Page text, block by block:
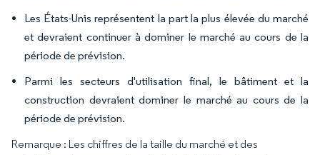
Les États-Unis représentent la part la plus élevée du marché
et devraient continuer à dominer le marché au cours de la
période de prévision.
Parmi les secteurs d'utilisation final, le bâtiment et la
construction devraient dominer le marché au cours de la
période de prévision.
Remarque : Les chiffres de la taille du marché et des